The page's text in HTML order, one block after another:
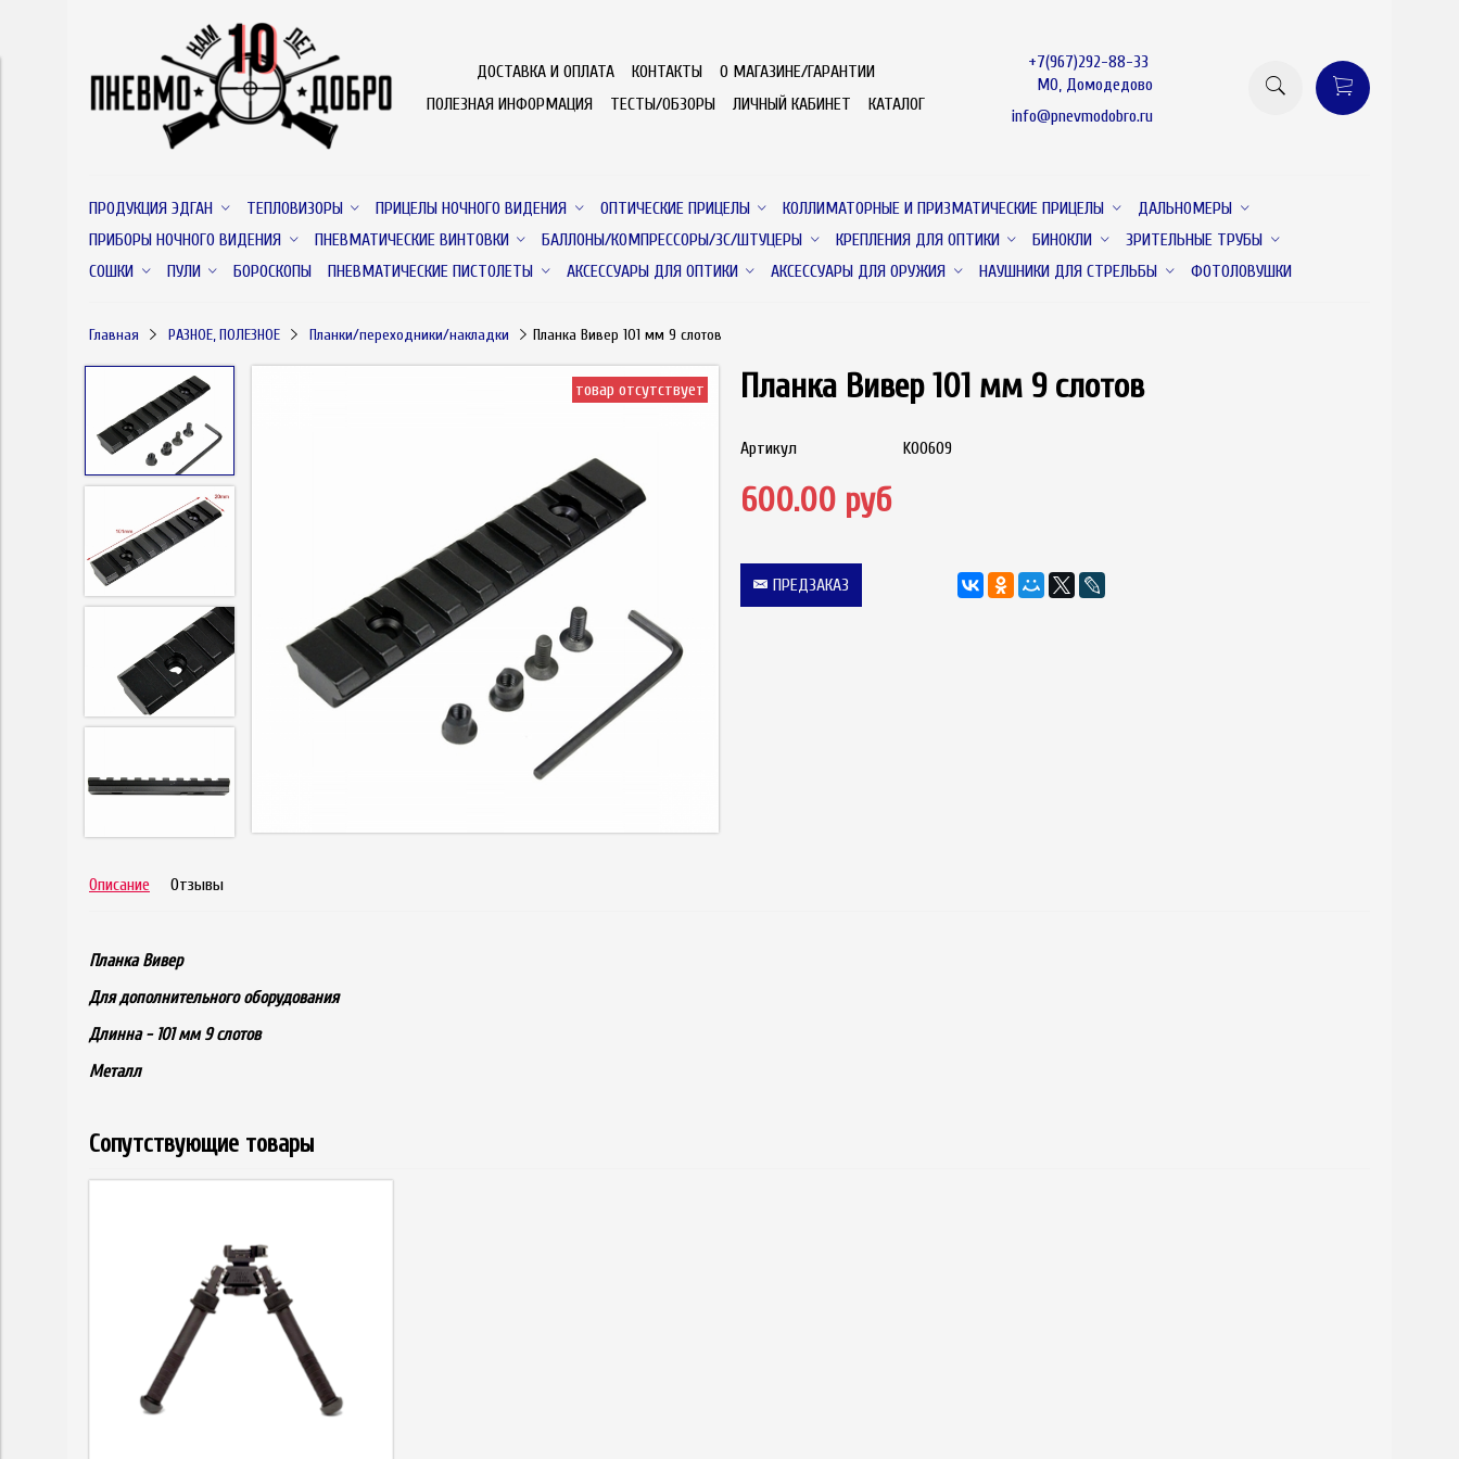
ДОСТАВКА И ОПЛАТА КОНТАКТЫ
О МАГАЗИНЕ/ГАРАНТИИ
ПОЛЕЗНАЯ ИНФОРМАЦИЯ
ТЕСТЫ/ОБЗОРЫ ЛИЧНЫЙ КАБИНЕТ КАТАЛОГ
+7(967)292-88-33
МО, Домодедово
info@pnevmodobro.ru
ПРОДУКЦИЯ ЭДГАН ТЕПЛОВИЗОРЫ ПРИЦЕЛЫ НОЧНОГО ВИДЕНИЯ ОПТИЧЕСКИЕ ПРИЦЕЛЫ КОЛЛИМАТОРНЫЕ И ПРИЗМАТИЧЕСКИЕ ПРИЦЕЛЫ
ДАЛЬНОМЕРЫ
ПРИБОРЫ НОЧНОГО ВИДЕНИЯ
ПНЕВМАТИЧЕСКИЕ ВИНТОВКИ БАЛЛОНЫ/КОМПРЕССОРЫ/ЗС/ШТУЦЕРЫ КРЕПЛЕНИЯ ДЛЯ ОПТИКИ БИНОКЛИ
ЗРИТЕЛЬНЫЕ ТРУБЫ
СОШКИ
ПУЛИ БОРОСКОПЫ ПНЕВМАТИЧЕСКИЕ ПИСТОЛЕТЫ АКСЕССУАРЫ ДЛЯ ОПТИКИ АКСЕССУАРЫ ДЛЯ ОРУЖИЯ НАУШНИКИ ДЛЯ СТРЕЛЬБЫ ФОТОЛОВУШКИ
Главная РАЗНОЕ, ПОЛЕЗНОЕ Планки/переходники/накладки Планка Вивер 101 мм 9 слотов
товар отсутствует товар отсутствует
Планка Вивер 101 мм 9 слотов
Артикул K00609
600.00 руб
ПРЕДЗАКАЗ
Описание Отзывы
Планка Вивер
Для дополнительного оборудования
Длинна - 101 мм 9 слотов
Металл
Сопутствующие товары